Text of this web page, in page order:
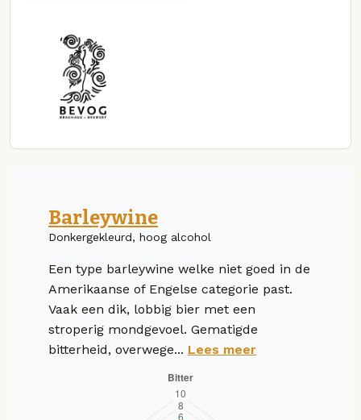
Barleywine
Donkergekleurd, hoog alcohol
Een type barleywine welke niet goed in de
Amerikaanse of Engelse categorie past.
Vaak een dik, lobbig bier met een
stroperig mondgevoel. Gematigde
bitterheid, overwege... Lees meer